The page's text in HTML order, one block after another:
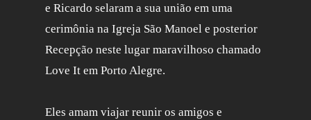
e Ricardo selaram a sua união em uma
cerimônia na Igreja São Manoel e posterior
Recepção neste lugar maravilhoso chamado
Love It em Porto Alegre.
Eles amam viajar reunir os amigos e